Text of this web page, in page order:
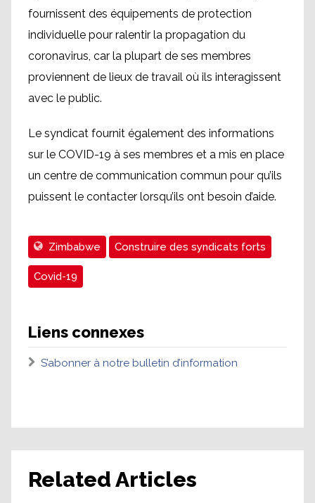
fournissent des équipements de protection
individuelle pour ralentir la propagation du
coronavirus, car la plupart de ses membres
proviennent de lieux de travail où ils interagissent
avec le public.
Le syndicat fournit également des informations
sur le COVID-19 à ses membres et a mis en place
un centre de communication commun pour qu’ils
puissent le contacter lorsqu’ils ont besoin d’aide.
Zimbabwe Construire des syndicats forts
Covid-19
Liens connexes
S’abonner à notre bulletin d’information
Related Articles